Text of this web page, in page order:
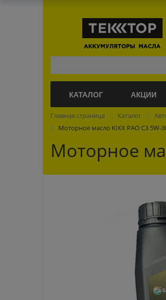
КАТАЛОГ АКЦИИ
Главная страница Каталог
Моторное масло KIXX PAO С3 5W-
Моторное